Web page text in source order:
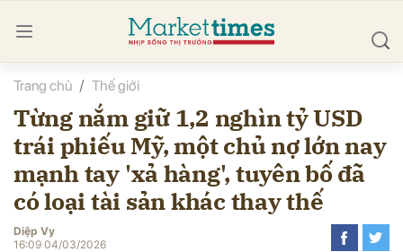
Trang chủ Thế giới
Từng nắm giữ 1,2 nghìn tỷ USD
trái phiếu Mỹ, một chủ nợ lớn nay
mạnh tay 'xả hàng', tuyên bố đã
có loại tài sản khác thay thế
Diệp Vy
16:09 04/03/2026
luận